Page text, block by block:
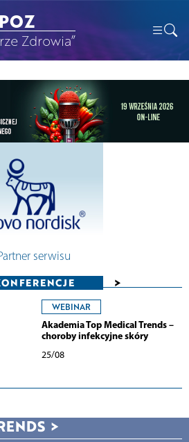
Zdrowia”
serwisu
>
WEBINAR
Akademia Top Medical Trends –
choroby infekcyjne skóry
25/08
>